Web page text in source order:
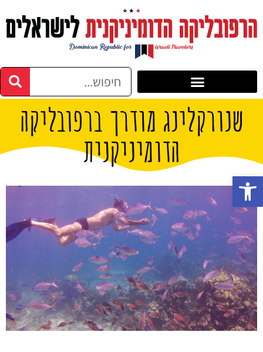
שנורקלינג מודרך ברפובליקה
הדומיניקנית
פתח סרגל נגישות